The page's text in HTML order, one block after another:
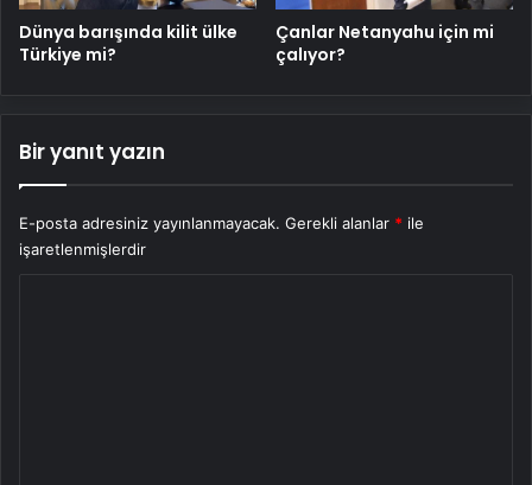
Dünya barışında kilit ülke
Türkiye mi?
Çanlar Netanyahu için mi
çalıyor?
Bir yanıt yazın
E-posta adresiniz yayınlanmayacak. Gerekli alanlar * ile
işaretlenmişlerdir